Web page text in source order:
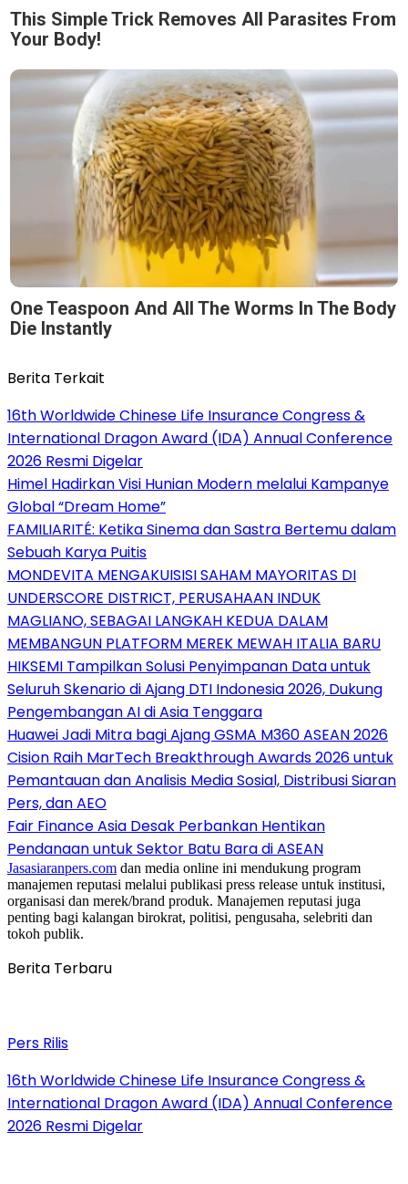
This Simple Trick Removes All Parasites From
Your Body!
One Teaspoon And All The Worms In The Body
Die Instantly
Berita Terkait
16th Worldwide Chinese Life Insurance Congress &
International Dragon Award (IDA) Annual Conference
2026 Resmi Digelar
Himel Hadirkan Visi Hunian Modern melalui Kampanye
Global “Dream Home”
FAMILIARITÉ: Ketika Sinema dan Sastra Bertemu dalam
Sebuah Karya Puitis
MONDEVITA MENGAKUISISI SAHAM MAYORITAS DI
UNDERSCORE DISTRICT, PERUSAHAAN INDUK
MAGLIANO, SEBAGAI LANGKAH KEDUA DALAM
MEMBANGUN PLATFORM MEREK MEWAH ITALIA BARU
HIKSEMI Tampilkan Solusi Penyimpanan Data untuk
Seluruh Skenario di Ajang DTI Indonesia 2026, Dukung
Pengembangan AI di Asia Tenggara
Huawei Jadi Mitra bagi Ajang GSMA M360 ASEAN 2026
Cision Raih MarTech Breakthrough Awards 2026 untuk
Pemantauan dan Analisis Media Sosial, Distribusi Siaran
Pers, dan AEO
Fair Finance Asia Desak Perbankan Hentikan
Pendanaan untuk Sektor Batu Bara di ASEAN
Jasasiaranpers.com dan media online ini mendukung program
manajemen reputasi melalui publikasi press release untuk institusi,
organisasi dan merek/brand produk. Manajemen reputasi juga
penting bagi kalangan birokrat, politisi, pengusaha, selebriti dan
tokoh publik.
Berita Terbaru
Pers Rilis
16th Worldwide Chinese Life Insurance Congress &
International Dragon Award (IDA) Annual Conference
2026 Resmi Digelar